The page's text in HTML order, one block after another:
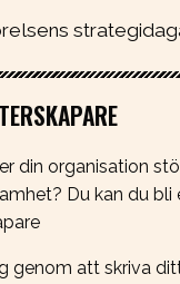
din organisation
Du kan du bli
genom att skriva